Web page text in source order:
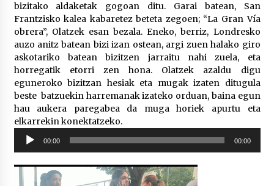
bizitako aldaketak gogoan ditu. Garai batean, San
Frantzisko kalea kabaretez beteta zegoen; “La Gran Vía
obrera”, Olatzek esan bezala. Eneko, berriz, Londresko
auzo anitz batean bizi izan ostean, argi zuen halako giro
askotariko batean bizitzen jarraitu nahi zuela, eta
horregatik etorri zen hona. Olatzek azaldu digu
eguneroko bizitzan hesiak eta mugak izaten ditugula
beste batzuekin harremanak izateko orduan, baina egun
hau aukera paregabea da muga horiek apurtu eta
elkarrekin konektatzeko.
Soinu
erreproduzigailua
00:00 00:00